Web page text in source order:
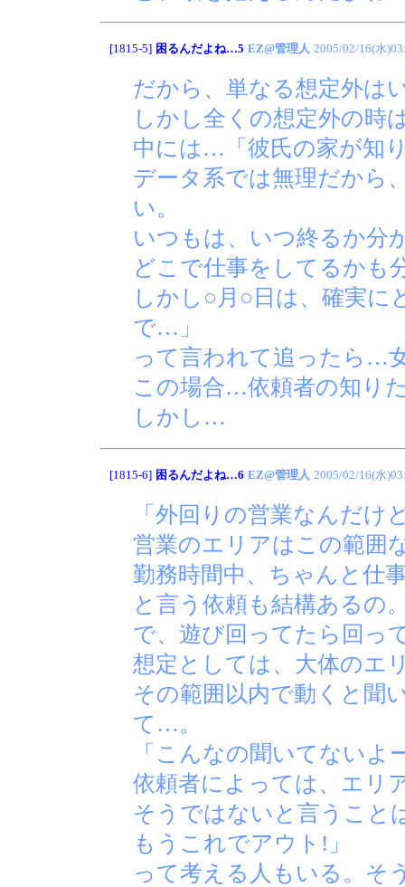
[1815-5] 困るんだよね…5 EZ@管理人 2005/02/16(水
だから、単なる想定外は
しかし全くの想定外の時
中には…「彼氏の家が知
データ系では無理だから
い。
いつもは、いつ終るか分
どこで仕事をしてるかも
しかし○月○日は、確実に
で…」
って言われて追ったら…
この場合…依頼者の知り
しかし…
[1815-6] 困るんだよね…6 EZ@管理人 2005/02/16(水
「外回りの営業なんだけ
営業のエリアはこの範囲
勤務時間中、ちゃんと仕
と言う依頼も結構あるの
で、遊び回ってたら回っ
想定としては、大体のエ
その範囲以内で動くと
て…。
「こんなの聞いてないよ
依頼者によっては、エリ
そうではないと言うこと
もうこれでアウト!」
って考える人もいる。そ